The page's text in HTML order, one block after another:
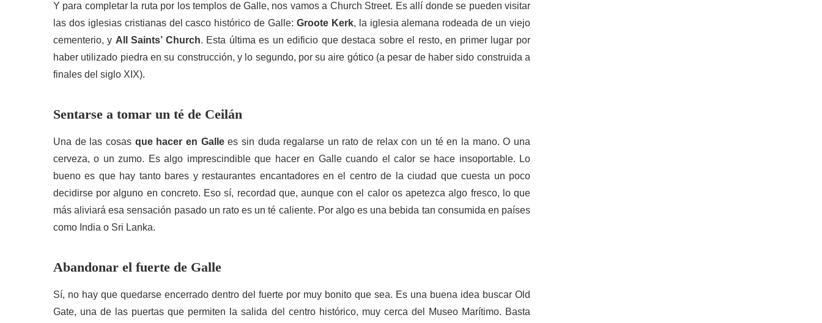
Y para completar la ruta por los templos de Galle, nos vamos a Church Street. Es allí donde se pueden visitar
las dos iglesias cristianas del casco histórico de Galle: Groote Kerk, la iglesia alemana rodeada de un viejo
cementerio, y All Saints’ Church. Esta última es un edificio que destaca sobre el resto, en primer lugar por
haber utilizado piedra en su construcción, y lo segundo, por su aire gótico (a pesar de haber sido construida a
finales del siglo XIX).
Sentarse a tomar un té de Ceilán
Una de las cosas que hacer en Gallees sin duda regalarse un rato de relax con un té en la mano. O una
cerveza, o un zumo. Es algo imprescindible que hacer en Galle cuando el calor se hace insoportable. Lo
bueno es que hay tanto bares y restaurantes encantadores en el centro de la ciudad que cuesta un poco
decidirse por alguno en concreto. Eso sí, recordad que, aunque con el calor os apetezca algo fresco, lo que
más aliviará esa sensación pasado un rato es un té caliente. Por algo es una bebida tan consumida en países
como India o Sri Lanka.
Abandonar el fuerte de Galle
Sí, no hay que quedarse encerrado dentro del fuerte por muy bonito que sea. Es una buena idea buscar Old
Gate, una de las puertas que permiten la salida del centro histórico, muy cerca del Museo Marítimo. Basta